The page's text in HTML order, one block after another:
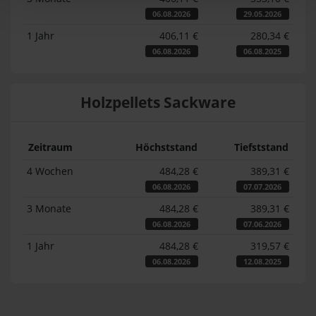
06.08.2026 29.05.2026
1 Jahr 406,11 €
06.08.2026
280,34 €
06.08.2025
Holzpellets Sackware
Zeitraum Höchststand
Tiefststand
4 Wochen
484,28 €
06.08.2026
389,31 €
07.07.2026
3 Monate 484,28 €
06.08.2026
389,31 €
07.06.2026
1 Jahr 484,28 €
06.08.2026
319,57 €
12.08.2025